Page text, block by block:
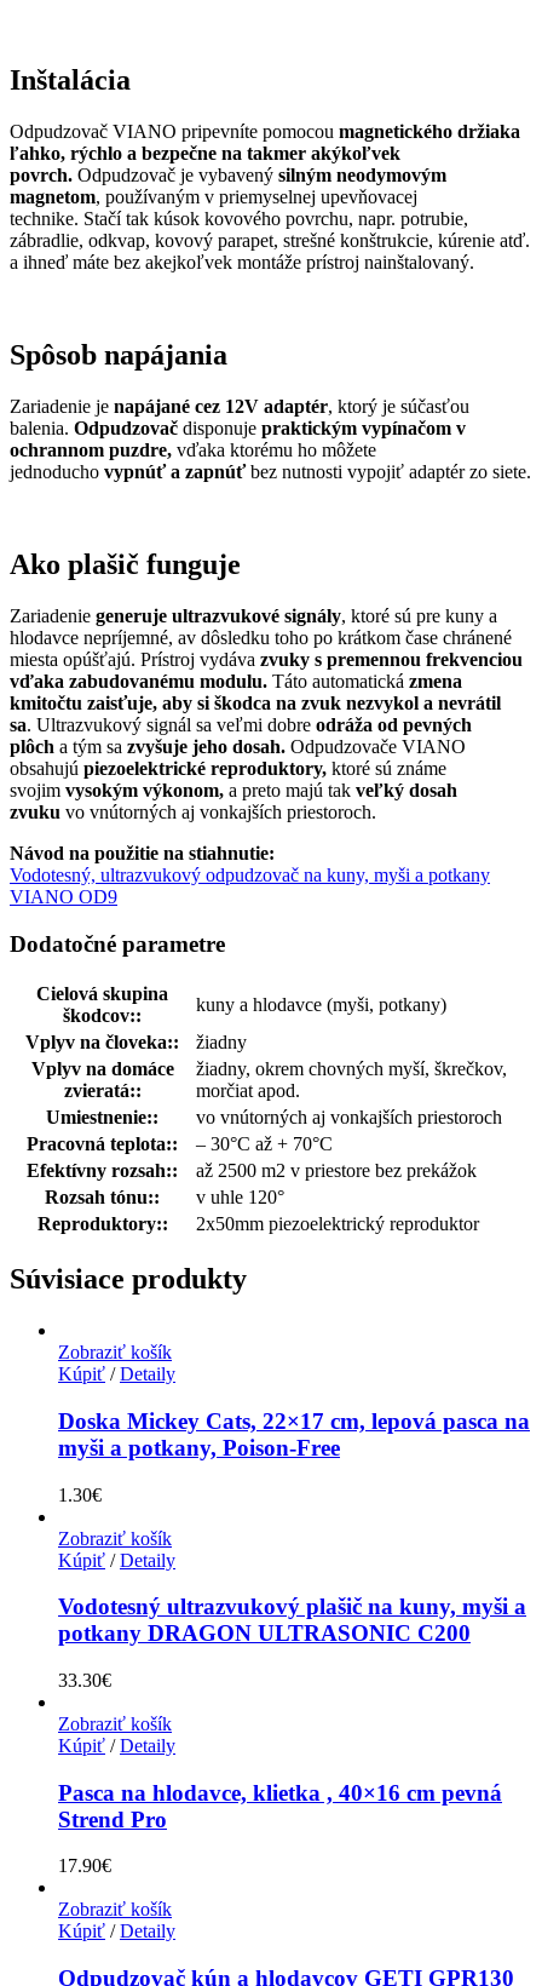
Inštalácia
Odpudzovač VIANO pripevníte pomocou magnetického držiaka
ľahko, rýchlo a bezpečne na takmer akýkoľvek
povrch. Odpudzovač je vybavený silným neodymovým
magnetom, používaným v priemyselnej upevňovacej
technike. Stačí tak kúsok kovového povrchu, napr. potrubie,
zábradlie, odkvap, kovový parapet, strešné konštrukcie, kúrenie atď.
a ihneď máte bez akejkoľvek montáže prístroj nainštalovaný.
Spôsob napájania
Zariadenie je napájané cez 12V adaptér, ktorý je súčasťou
balenia. Odpudzovač disponuje praktickým vypínačom v
ochrannom puzdre, vďaka ktorému ho môžete
jednoducho vypnúť a zapnúťbez nutnosti vypojiť adaptér zo siete.
Ako plašič funguje
Zariadenie generuje ultrazvukové signály, ktoré sú pre kuny a
hlodavce nepríjemné, av dôsledku toho po krátkom čase chránené
miesta opúšťajú. Prístroj vydáva zvuky s premennou frekvenciou
vďaka zabudovanému modulu. Táto automatická zmena
kmitočtu zaisťuje, aby si škodca na zvuk nezvykol a nevrátil
sa. Ultrazvukový signál sa veľmi dobre odráža od pevných
plôch a tým sa zvyšuje jeho dosah. Odpudzovače VIANO
obsahujú piezoelektrické reproduktory, ktoré sú známe
svojim vysokým výkonom, a preto majú tak veľký dosah
zvuku vo vnútorných aj vonkajších priestoroch.
Návod na použitie na stiahnutie:
Vodotesný, ultrazvukový odpudzovač na kuny, myši a potkany
VIANO OD9
Dodatočné parametre
Cielová skupina
škodcov::
kuny a hlodavce (myši, potkany)
Vplyv na človeka::
žiadny
Vplyv na domáce
zvieratá::
žiadny, okrem chovných myší, škrečkov,
morčiat apod.
Umiestnenie::
vo vnútorných aj vonkajších priestoroch
Pracovná teplota::
– 30°C až + 70°C
Efektívny rozsah::
až 2500 m2 v priestore bez prekážok
Rozsah tónu::
v uhle 120°
Reproduktory:: 2x50mm piezoelektrický reproduktor
Súvisiace produkty
Zobraziť košík
Kúpiť / Detaily
Doska Mickey Cats, 22×17 cm, lepová pasca na
myši a potkany, Poison-Free
1.30€
Zobraziť košík
Kúpiť / Detaily
Vodotesný ultrazvukový plašič na kuny, myši a
potkany DRAGON ULTRASONIC C200
33.30€
Zobraziť košík
Kúpiť / Detaily
Pasca na hlodavce, klietka , 40×16 cm pevná
Strend Pro
17.90€
Zobraziť košík
Kúpiť / Detaily
Odpudzovač kún a hlodavcov GETI GPR130